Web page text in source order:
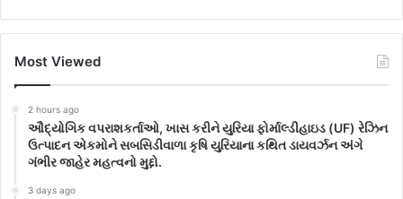
Most Viewed
2 hours ago
ઔદ્યોગિક વપરાશકર્તાઓ, ખાસ કરીને યુરિયા ફોર્માલ્ડીહાઇડ (UF) રેઝિન
ઉત્પાદન એકમોને સબસિડીવાળા કૃષિ યુરિયાના કથિત ડાયવર્ઝન અંગે
ગંભીર જાહેર મહત્વનો મુદ્દો.
3 days ago